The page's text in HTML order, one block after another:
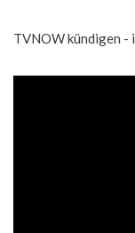
TVNOW kündigen -